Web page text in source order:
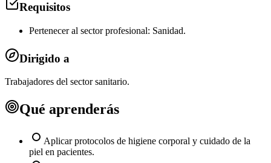
Requisitos
Pertenecer al sector profesional: Sanidad.
Dirigido a
Trabajadores del sector sanitario.
Qué aprenderás
Aplicar protocolos de higiene corporal y cuidado de la
piel en pacientes.